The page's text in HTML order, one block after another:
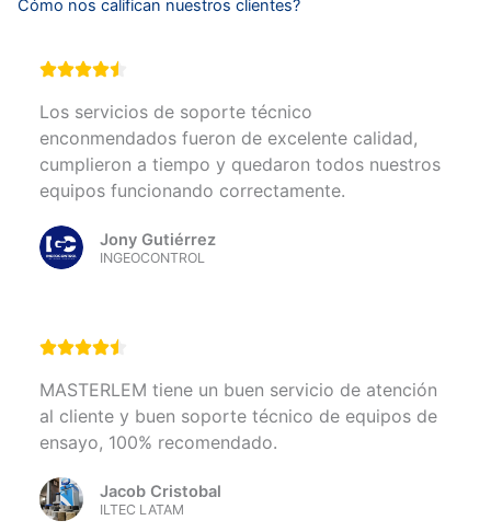
Cómo nos califican nuestros clientes?
Los servicios de soporte técnico
enconmendados fueron de excelente calidad,
cumplieron a tiempo y quedaron todos nuestros
equipos funcionando correctamente.
Jony Gutiérrez
INGEOCONTROL
MASTERLEM tiene un buen servicio de atención
al cliente y buen soporte técnico de equipos de
ensayo, 100% recomendado.
Jacob Cristobal
ILTEC LATAM